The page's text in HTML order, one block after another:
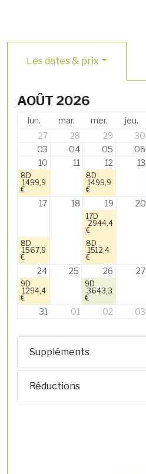
Les dates & prix
AOÛT 2026
lun. mar. mer. jeu.
27
28 29 30
03
04 05 06
10
8D
1499,9
€
11 12
8D
1499,9
€
13
17
8D
1567,9
€
18 19
17D
2944,4
€
8D
1512,4
€
20
24
9D
1294,4
€
25 26
9D
3643,3
€
27
31 01 02 03
Suppléments
Réductions